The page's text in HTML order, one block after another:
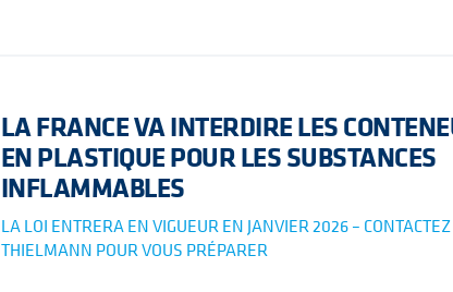
LA FRANCE VA INTERDIRE LES
EN PLASTIQUE POUR LES SUBSTANCES
INFLAMMABLES
LA LOI ENTRERA EN VIGUEUR EN JANVIER 2026 – CONTACTEZ
THIELMANN POUR VOUS PRÉPARER